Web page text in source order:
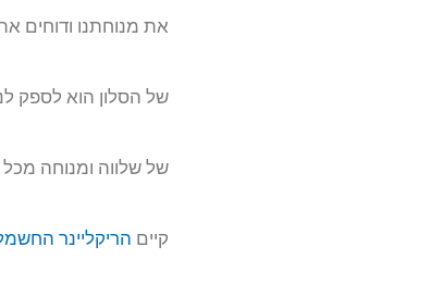
את מנוחתנו ודוחים
של הסלון הוא לספק
של שלווה ומנוחה
קיים הריקליינר